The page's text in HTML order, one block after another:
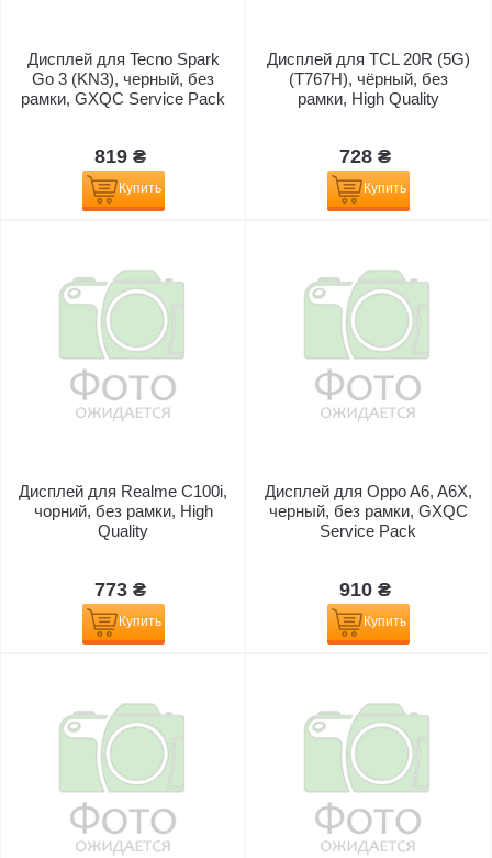
Дисплей для Tecno Spark
Go 3 (KN3), черный, без
рамки, GXQC Service Pack
819 ₴
Купить
Дисплей для TCL 20R (5G)
(T767H), чёрный, без
рамки, High Quality
728 ₴
Купить
Дисплей для Realme C100i,
чорний, без рамки, High
Quality
773 ₴
Купить
Дисплей для Oppo A6, A6X,
черный, без рамки, GXQC
Service Pack
910 ₴
Купить